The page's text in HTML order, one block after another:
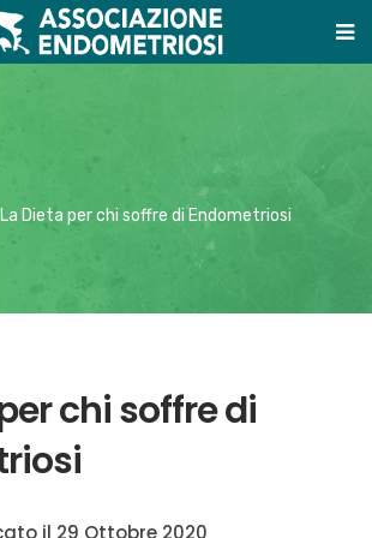
La Dieta per chi soffre di Endometriosi
chi soffre di
il 29 Ottobre 2020